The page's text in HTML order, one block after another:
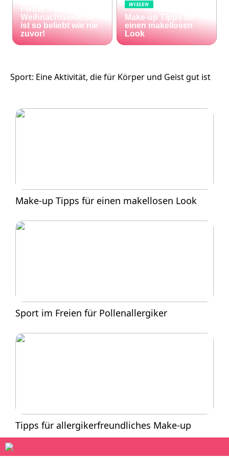
Fieber – die El Gordo
Weihnachtslotterie
ist so beliebt wie nie
zuvor!
WISSEN
Make-up Tipps für
einen makellosen
Look
Sport: Eine Aktivität, die für Körper und Geist gut ist
Make-up Tipps für einen makellosen Look
Sport im Freien für Pollenallergiker
Tipps für allergikerfreundliches Make-up